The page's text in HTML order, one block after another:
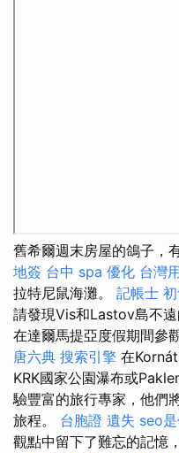
舊希爾週末房屋的鴿子，
地簽 台中 spa 優化 台灣
拉特尼鼠海灘。 記帳士
請發現Vis和Lastov島不遠
在達爾馬提亞度假期間參
唐六典 搜索引擎 在
KRK國家公園瀑布或
驗豐富的旅行專家，他們
旅程。 台胞證 遺失 seo
觀點中留下了難忘的記憶